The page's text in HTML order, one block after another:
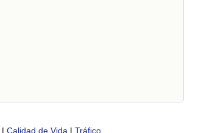
| Calidad de Vida | Tráfico